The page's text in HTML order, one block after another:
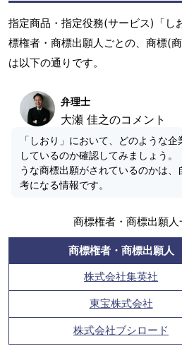
指定商品・指定役務(サービス)「し
標権者・商標出願人ごとの、商標(
は以下の通りです。
弁理士
大瀬 佳之のコメント
「しおり」において、どのような
しているのか確認してみましょう
うな商標出願がされているのかは
考になる情報です。
商標権者・商標出願
商標権者・商標出願人
株式会社集英社
東宝株式会社
株式会社ブシロード